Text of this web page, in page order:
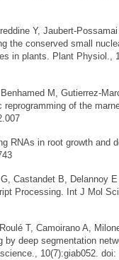
Y, Jaubert-Possamai
the conserved small
in plants. Plant Physiol.,
M, Gutierrez-
of the
in root growth and
B, Delannoy E
Processing. Int J Mol
T, Camoirano A,
by deep segmentation
10(7):giab052. doi: